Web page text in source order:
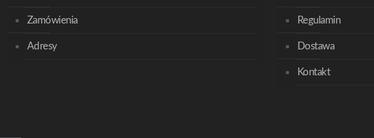
Zamówienia
Adresy
Regulamin
Dostawa
Kontakt